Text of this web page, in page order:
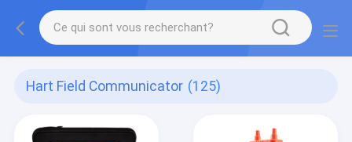
Hart Field Communicator (125)